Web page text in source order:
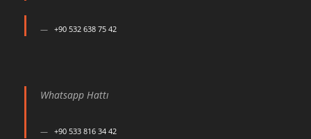
+90 532 638 75 42
Whatsapp Hattı
+90 533 816 34 42